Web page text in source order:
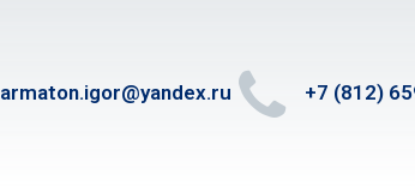
armaton.igor@yandex.ru +7 (812)